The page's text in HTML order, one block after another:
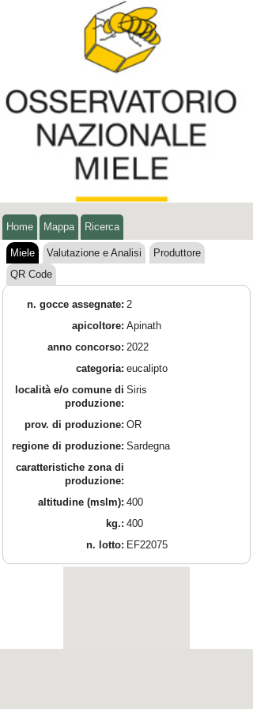
Home Mappa Ricerca
Miele Valutazione e Analisi
Produttore
QR Code
n. gocce assegnate: 2
apicoltore: Apinath
anno concorso: 2022
categoria: eucalipto
località e/o comune di
produzione:
Siris
prov. di produzione: OR
regione di produzione: Sardegna
caratteristiche zona di
produzione:
altitudine (mslm): 400
kg.: 400
n. lotto: EF22075